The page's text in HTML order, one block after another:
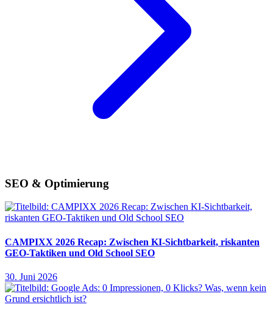
SEO & Optimierung
CAMPIXX 2026 Recap: Zwischen KI-Sichtbarkeit, riskanten
GEO-Taktiken und Old School SEO
30. Juni 2026